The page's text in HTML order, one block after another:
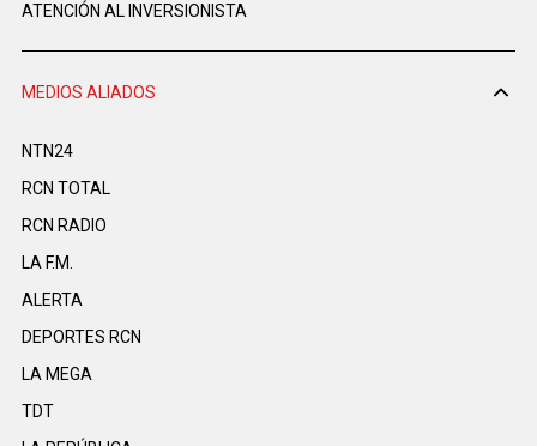
ATENCIÓN AL INVERSIONISTA
MEDIOS ALIADOS
NTN24
RCN TOTAL
RCN RADIO
LA F.M.
ALERTA
DEPORTES RCN
LA MEGA
TDT